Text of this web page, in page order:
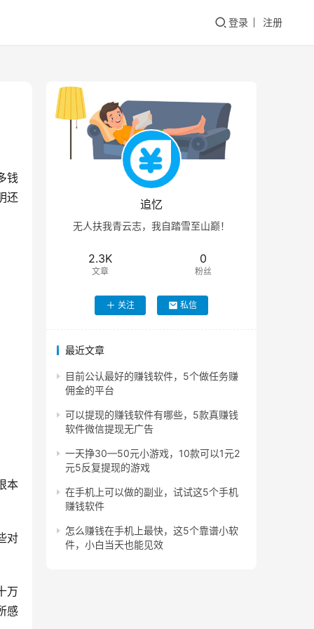
登录 注册
钱
还
本
对
万
感
追忆
无人扶我青云志，我自踏雪至山巅！
2.3K
文章
0
粉丝
关注 私信
最近文章
目前公认最好的赚钱软件，5个做任务赚
佣金的平台
可以提现的赚钱软件有哪些，5款真赚钱
软件微信提现无广告
一天挣30—50元小游戏，10款可以1元2
元5反复提现的游戏
在手机上可以做的副业，试试这5个手机
赚钱软件
怎么赚钱在手机上最快，这5个靠谱小软
件，小白当天也能见效